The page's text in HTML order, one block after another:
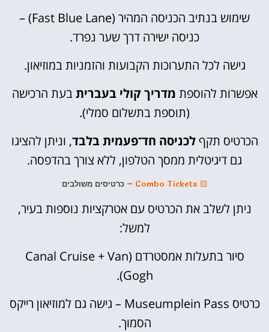
שימוש בנתיב הכניסה המהיר (Fast Blue Lane) –
כניסה ישירה דרך שער נפרד.
גישה לכל התערוכות הקבועות והזמניות במוזיאון.
אפשרות להוספת מדריך קולי בעבריתבעת הרכישה
(תוספת בתשלום סמלי).
הכרטיס תקףלכניסה חד־פעמית בלבד, וניתן להציגו
גם דיגיטלית ממסך הטלפון, ללא צורך בהדפסה.
🟨
Combo Tickets – כרטיסים משולבים
ניתן לשלב את הכרטיס עם אטרקציות נוספות בעיר,
למשל:
סיור בתעלות אמסטרדם (Canal Cruise + Van
Gogh).
כרטיס Museumplein Pass – גישה גם למוזיאון רייקס
הסמוך.